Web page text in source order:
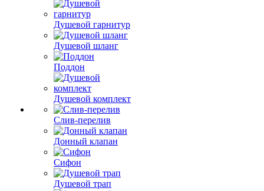
Душевой гарнитур
Душевой шланг
Поддон
Душевой комплект
Слив-перелив
Донный клапан
Сифон
Душевой трап